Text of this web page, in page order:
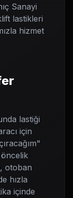
Sanayi
lastikleri
hizmet
lastiği
için
otoban
hızla
içinde